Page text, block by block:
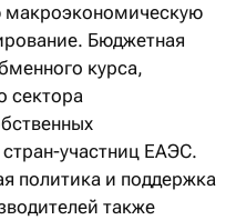
макроэкономическую
Бюджетная
курса,
сектора
участниц ЕАЭС.
политика и поддержка
также